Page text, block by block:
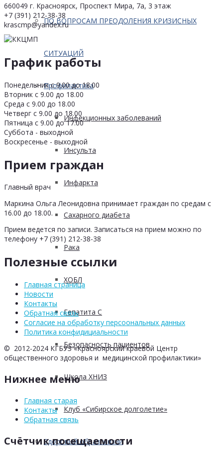
ПО ВОПРОСАМ ПРЕОДОЛЕНИЯ КРИЗИСНЫХ
СИТУАЦИЙ
Профилактика
Инфекционных заболеваний
Инсульта
Инфаркта
Сахарного диабета
Рака
ХОБЛ
Гепатита С
Безопасность пациентов
Школа ХНИЗ
Клуб «Сибирское долголетие»
Здоровый образ жизни
660049 г. Красноярск, Проспект Мира, 7а, 3 этаж
+7 (391) 212-38-38
krascmp@yandex.ru
График работы
Понедельник с 9.00 до 18.00
Вторник с 9.00 до 18.00
Среда с 9.00 до 18.00
Четверг с 9.00 до 18.00
Пятница с 9.00 до 17.00
Суббота - выходной
Воскресенье - выходной
Прием граждан
Главный врач
Маркина Ольга Леонидовна принимает граждан по средам с
16.00 до 18.00.
Прием ведется по записи. Записаться на прием можно по
телефону +7 (391) 212-38-38
Полезные ссылки
Главная страница
Новости
Контакты
Обратная связь
Согласие на обработку персоональных данных
Политика конфидициальности
© 2012-2024 КГБУЗ «Красноярский краевой Центр
общественного здоровья и медицинской профилактики»
Нижнее меню
Главная старая
Контакты
Обратная связь
Счётчик посещаемости